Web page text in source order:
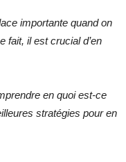
importante quand on
fait, il est crucial d’en
en quoi est-ce
stratégies pour en